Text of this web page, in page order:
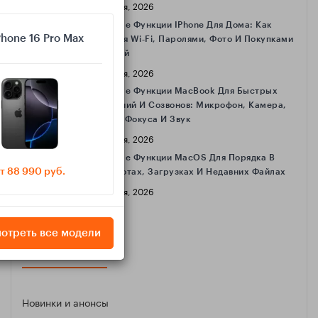
16 Апреля, 2026
Полезные Функции IPhone Для Дома: Как
Делиться Wi‑Fi, Паролями, Фото И Покупками
С Семьёй
16 Апреля, 2026
Полезные Функции MacBook Для Быстрых
Совещаний И Созвонов: Микрофон, Камера,
Режимы Фокуса И Звук
16 Апреля, 2026
Полезные Функции MacOS Для Порядка В
Скриншотах, Загрузках И Недавних Файлах
16 Апреля, 2026
КАТЕГОРИИ
Новинки и анонсы
16 Pro Max
88 990 руб.
все модели